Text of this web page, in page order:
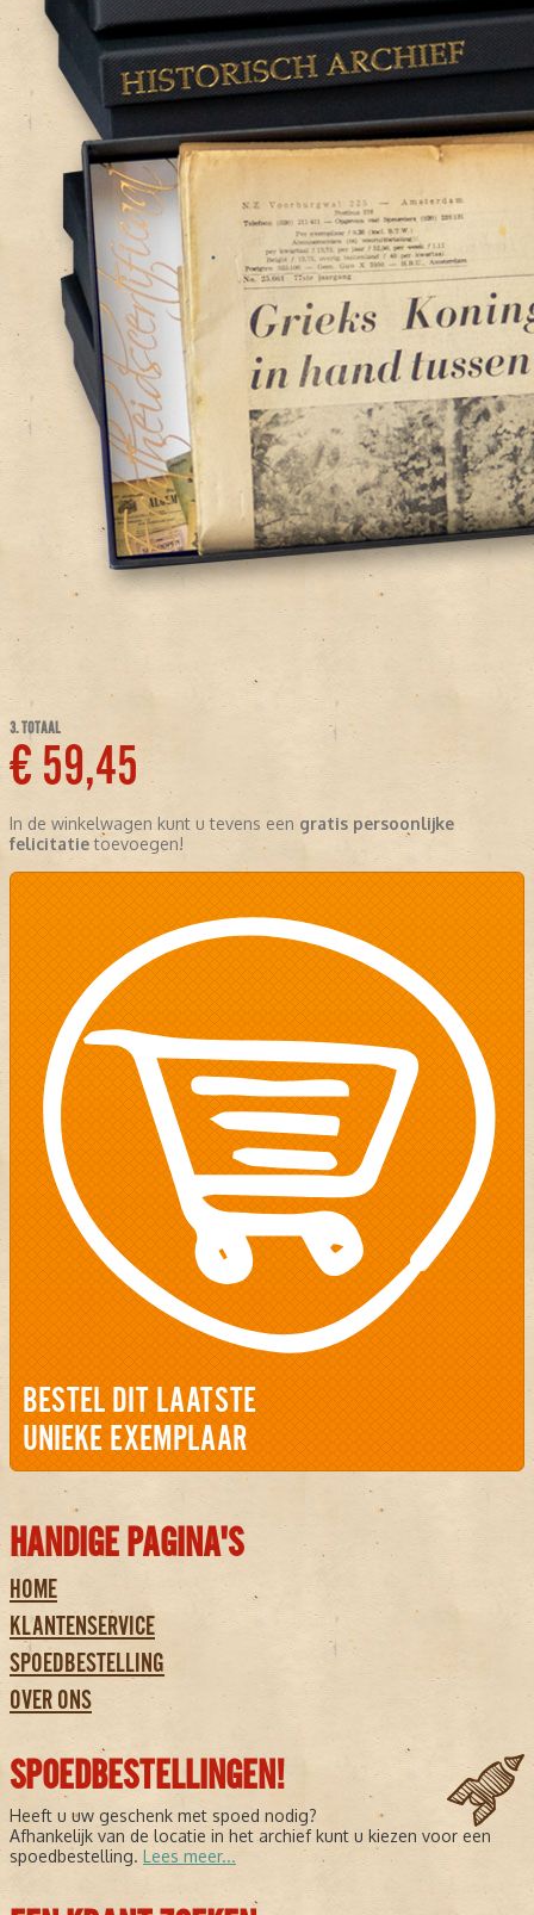
3. TOTAAL
€ 59,45
In de winkelwagen kunt u tevens een gratis persoonlijke
felicitatietoevoegen!
BESTEL DIT LAATSTE
UNIEKE EXEMPLAAR
HANDIGE PAGINA'S
HOME
KLANTENSERVICE
SPOEDBESTELLING
OVER ONS
SPOEDBESTELLINGEN!
Heeft u uw geschenk met spoed nodig?
Afhankelijk van de locatie in het archief kunt u kiezen voor een
spoedbestelling. Lees meer...